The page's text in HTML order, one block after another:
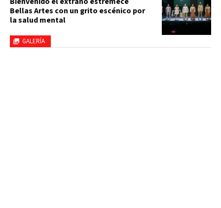
GALERÍA
Bellas Artes con un grito escénico por
la salud mental